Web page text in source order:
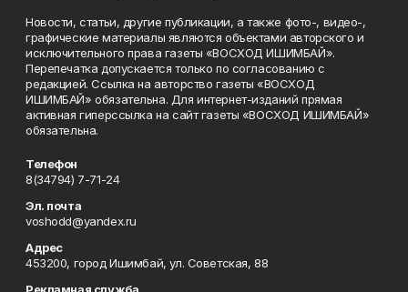
Новости, статьи, другие публикации, а также фото-, видео-,
графические материалы являются объектами авторского и
исключительного права газеты «ВОСХОД ИШИМБАЙ».
Перепечатка допускается только по согласованию с
редакцией. Ссылка на авторство газеты «ВОСХОД
ИШИМБАЙ» обязательна. Для интернет-изданий прямая
активная гиперссылка на сайт газеты «ВОСХОД ИШИМБАЙ»
обязательна.
Телефон
8(34794) 7-71-24
Эл. почта
voshodd@yandex.ru
Адрес
453200, город Ишимбай, ул. Советская, 88